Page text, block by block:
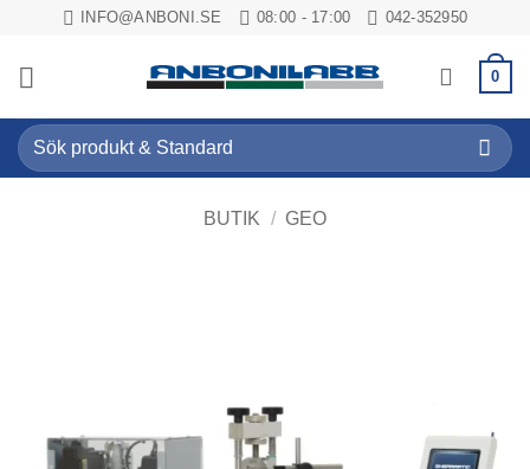
content
INFO@ANBONI.SE 08:00 - 17:00 042-352950
0
Sök
efter:
BUTIK / GEO